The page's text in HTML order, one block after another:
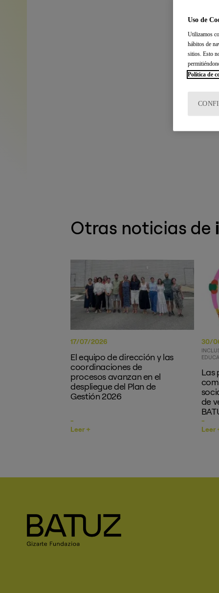
Otras noticias de
17/07/2026
El equipo de dirección y las
coordinaciones de
procesos avanzan en el
despliegue del Plan de
Gestión 2026
Leer +
30/
Las
de
Leer
Uso de
Utilizamos
hábitos de
sitios. Esto
Política de